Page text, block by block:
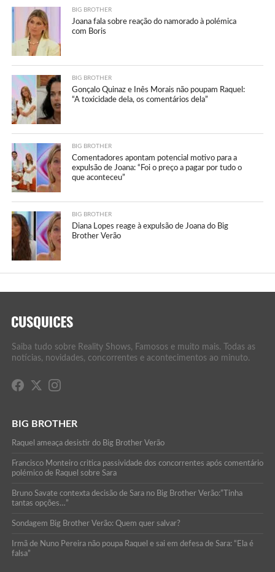
BIG BROTHER
Joana fala sobre reação do namorado à polémica
com Boris
BIG BROTHER
Gonçalo Quinaz e Inês Morais não poupam Raquel:
“A toxicidade dela, os comentários dela”
BIG BROTHER
Comentadores apontam potencial motivo para a
expulsão de Joana: “Foi o preço a pagar por tudo o
que aconteceu”
BIG BROTHER
Diana Lopes reage à expulsão de Joana do Big
Brother Verão
Saiba tudo sobre Reality Shows, Famosos e muito mais. Todas as
notícias, novidades, concorrentes e acontecimentos ao minuto.
BIG BROTHER
Raquel ameaça desistir do Big Brother Verão
Francisco Monteiro critica passividade dos concorrentes após comentário
polémico de Raquel sobre Sara
Bruno Savate contexta decisão de Sara no Big Brother Verão:”Tinha
tantas opções…”
Sondagem Big Brother Verão: Quem quer salvar?
Irmã de Nuno Pereira não poupa Raquel e sai em defesa de Sara: “Ela é
falsa”